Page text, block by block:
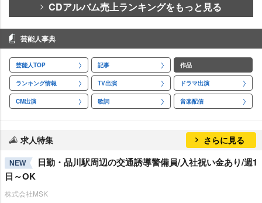
CDアルバム売上ランキングをもっと見る
芸能人事典
芸能人TOP 記事 作品
ランキング情報 TV出演 ドラマ出演
CM出演 歌詞 音楽配信
求人特集 さらに見る
NEW
日勤・品川駅周辺の交通誘導警備員/入社祝い金あり/週1
日～OK
株式会社MSK